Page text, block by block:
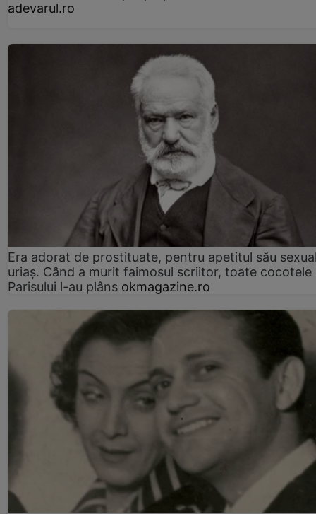
adevarul.ro
Era adorat de prostituate, pentru apetitul său
uriaș. Când a murit faimosul scriitor, toate cocotele
Parisului l-au plâns okmagazine.ro